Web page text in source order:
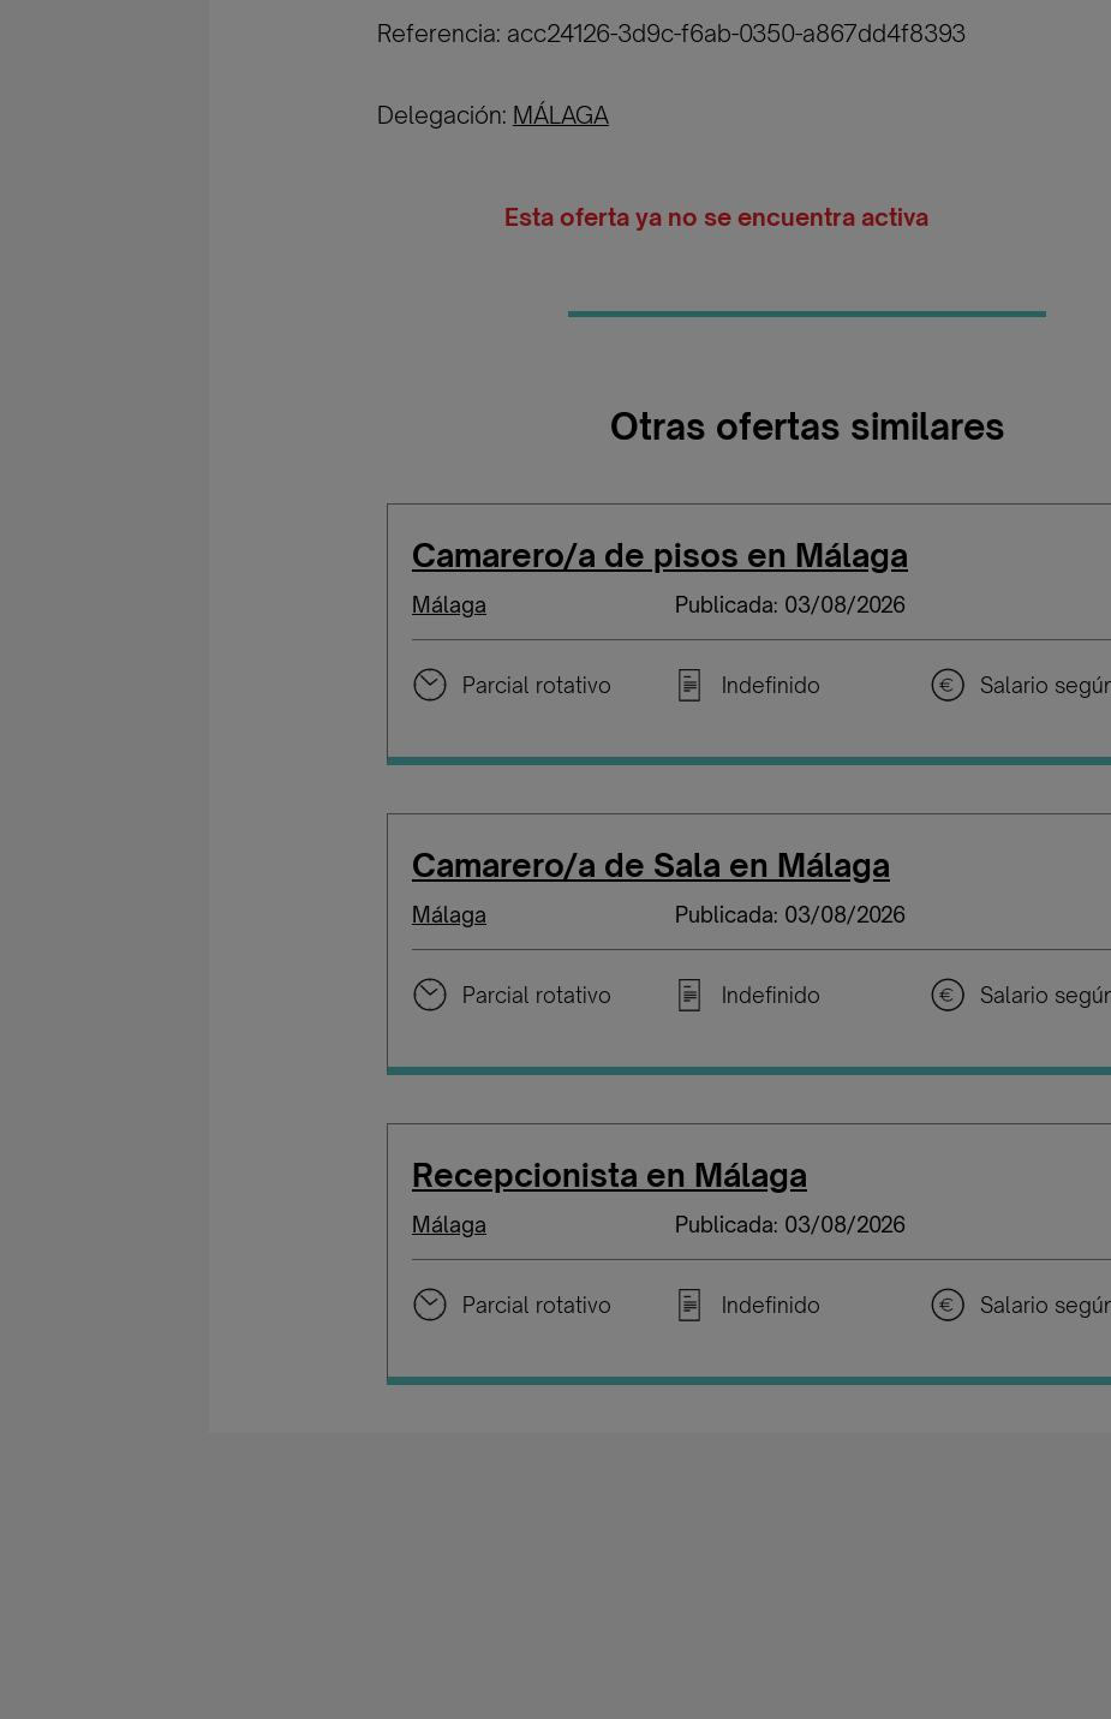
Referencia: acc24126-3d9c-f6ab-0350-a867dd4f8393
Delegación: MÁLAGA
Esta oferta ya no se encuentra activa
Otras ofertas similares
Camarero/a de pisos en Málaga
Málaga Publicada: 03/08/2026
Parcial rotativo Indefinido
Camarero/a de Sala en Málaga
Málaga Publicada: 03/08/2026
Parcial rotativo Indefinido
Recepcionista en Málaga
Málaga Publicada: 03/08/2026
Parcial rotativo Indefinido